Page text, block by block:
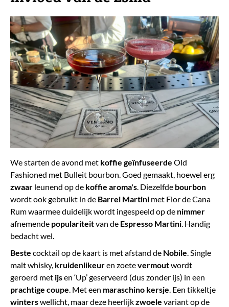
We starten de avond met koffie geïnfuseerde Old
Fashioned met Bulleit bourbon. Goed gemaakt, hoewel erg
zwaar leunend op de koffie aroma's. Diezelfde bourbon
wordt ook gebruikt in de Barrel Martini met Flor de Cana
Rum waarmee duidelijk wordt ingespeeld op de nimmer
afnemende populariteitvan de Espresso Martini. Handig
bedacht wel.
Beste cocktail op de kaart is met afstand de Nobile. Single
malt whisky, kruidenlikeuren zoetevermoutwordt
geroerd met ijsen ‘Up’ geserveerd (dus zonder ijs) in een
prachtige coupe. Met een maraschino kersje. Een tikkeltje
winterswellicht, maar deze heerlijkzwoele variant op de